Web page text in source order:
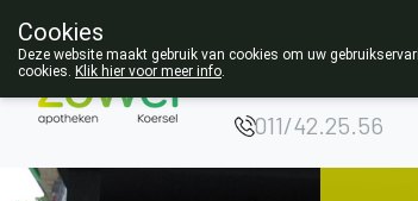
Opgelet:
011/42.25.56
Cookies
Deze website maakt gebruik van cookies om uw
cookies. Klik hier voor meer info.